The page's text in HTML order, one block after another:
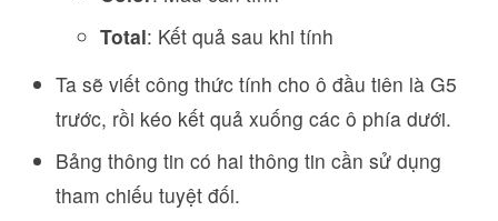
Total: Kết quả sau khi tính
Ta sẽ viết công thức tính cho ô đầu tiên là G5
trước, rồi kéo kết quả xuống các ô phía dưới.
Bảng thông tin có hai thông tin cần sử dụng
tham chiếu tuyệt đối.